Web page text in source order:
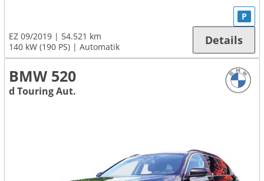
EZ 09/2019
54.521 km
140 kW (190 PS)
Automatik
P
Details
BMW 520
d Touring Aut.